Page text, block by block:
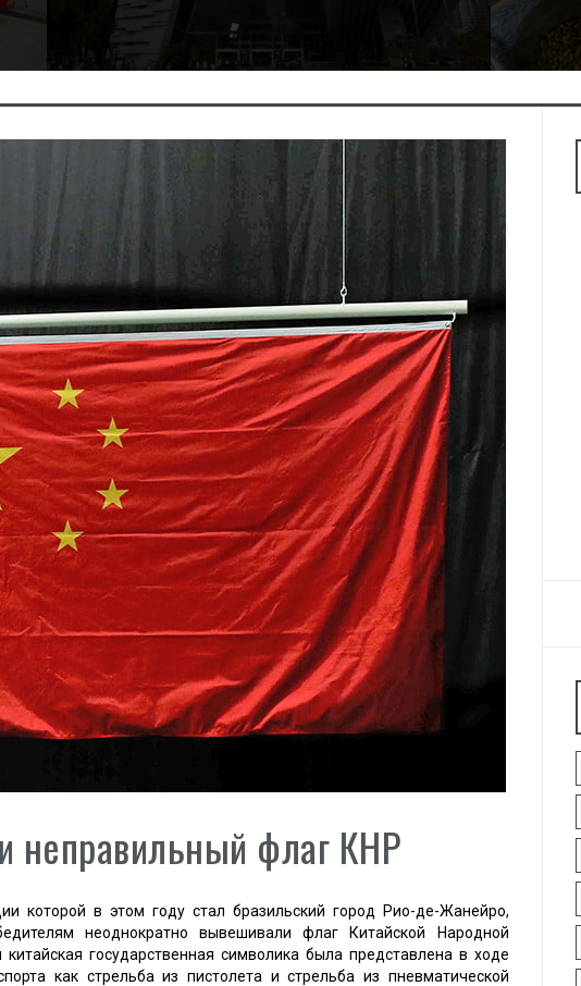
неправильный флаг КНР
которой в этом году стал бразильский город Рио-де-Жанейро,
неоднократно вывешивали флаг Китайской Народной
государственная символика была представлена в ходе
как стрельба из пистолета и стрельба из пневматической